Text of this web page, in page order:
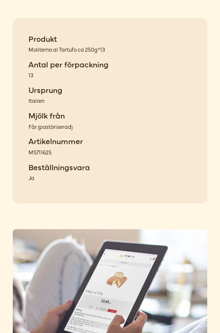
Produkt
Moliterno al Tartufo ca 250g*13
Antal per förpackning
13
Ursprung
Italien
Mjölk från
Får(pastöriserad)
Artikelnummer
MS711625
Beställningsvara
Ja